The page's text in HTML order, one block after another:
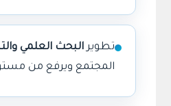
تطويرالبحث العلمي
المجتمع ويرفع من